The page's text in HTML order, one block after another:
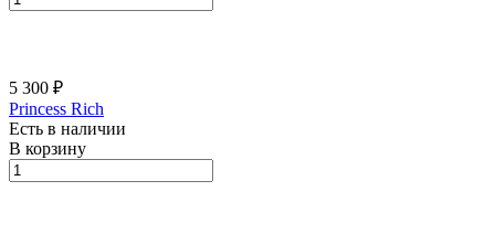
5 300 ₽
Princess Rich
Есть в наличии
В корзину